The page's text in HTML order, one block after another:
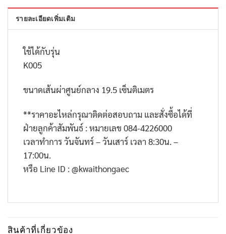
รายละเอียดเพิ่มเติม
ใช้ได้กับรุ่น
K005
ขนาดเส้นผ่าศูนย์กลาง 19.5 เซ็นติเมตร
**ราคาอะไหล่กรุณาติดต่อสอบถาม และสั่งซื้อได้ที่
ฝ่ายลูกค้าสัมพันธ์ : หมายเลข 084-4226000
เวลาทำการ วันจันทร์ – วันเสาร์ เวลา 8:30น. –
17:00น.
หรือ Line ID : @kwaithongaec
สินค้าที่เกี่ยวข้อง